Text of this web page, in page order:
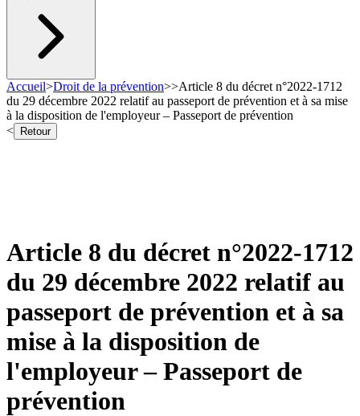
Accueil>Droit de la prévention>>Article 8 du décret n°2022-1712
du 29 décembre 2022 relatif au passeport de prévention et à sa mise
à la disposition de l'employeur – Passeport de prévention
<
Retour
Article 8 du décret n°2022-1712
du 29 décembre 2022 relatif au
passeport de prévention et à sa
mise à la disposition de
l'employeur – Passeport de
prévention